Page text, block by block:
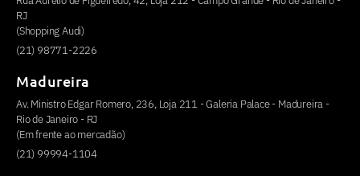
RJ
(Shopping Audi)
(21) 98771-2226
Madureira
Av. Ministro Edgar Romero, 236, Loja 211 - Galeria Palace - Madureira -
Rio de Janeiro - RJ
(Em frente ao mercadão)
(21) 99994-1104